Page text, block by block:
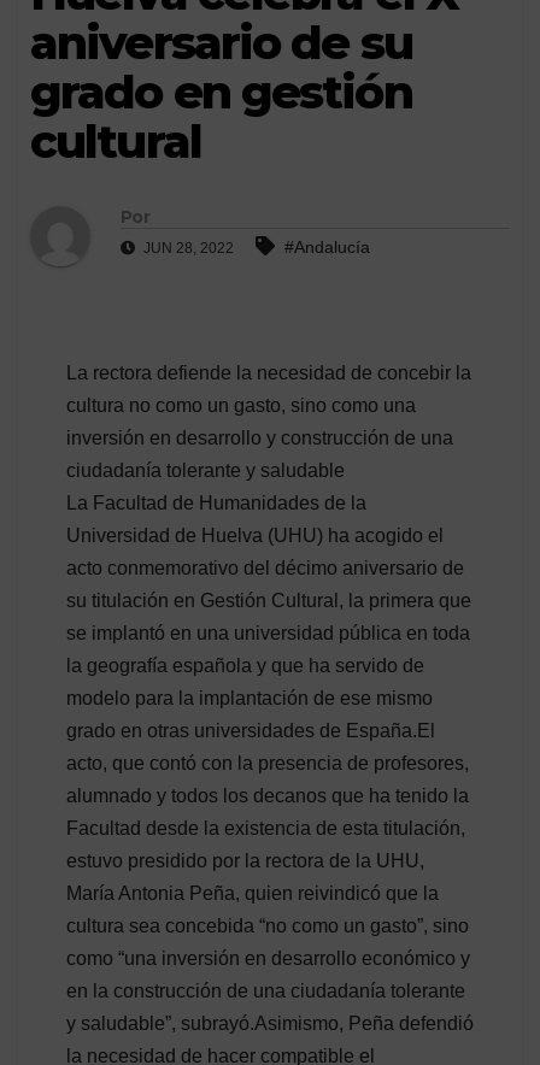
aniversario de su
grado en gestión
cultural
Por
JUN 28, 2022 #Andalucía
La rectora defiende la necesidad de concebir la
cultura no como un gasto, sino como una
inversión en desarrollo y construcción de una
ciudadanía tolerante y saludable
La Facultad de Humanidades de la
Universidad de Huelva (UHU) ha acogido el
acto conmemorativo del décimo aniversario de
su titulación en Gestión Cultural, la primera que
se implantó en una universidad pública en toda
la geografía española y que ha servido de
modelo para la implantación de ese mismo
grado en otras universidades de España.El
acto, que contó con la presencia de profesores,
alumnado y todos los decanos que ha tenido la
Facultad desde la existencia de esta titulación,
estuvo presidido por la rectora de la UHU,
María Antonia Peña, quien reivindicó que la
cultura sea concebida “no como un gasto”, sino
como “una inversión en desarrollo económico y
en la construcción de una ciudadanía tolerante
y saludable”, subrayó.Asimismo, Peña defendió
la necesidad de hacer compatible el